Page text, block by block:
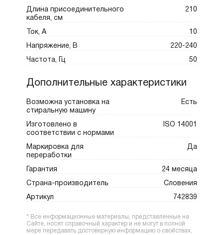
Длина присоединительного
кабеля, см
210
Ток, А 10
Напряжение, В 220-240
Частота, Гц 50
Дополнительные характеристики
Возможна установка на
стиральную машину
Есть
Изготовлено в
соответствии с нормами
ISO 14001
Маркировка для
переработки
Да
Гарантия 24 месяца
Страна-производитель Словения
Артикул 742839
* Все информационные материалы, представленные на
Сайте, носят справочный характер и не могут в полной
мере передавать достоверную информацию о свойствах,